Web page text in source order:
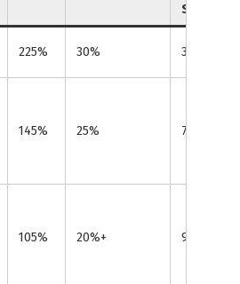
Speed)
225% 30% 30%
145% 25% 78%
105% 20%+ 90%